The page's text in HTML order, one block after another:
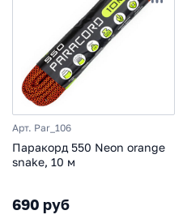
Арт. Par_106
Паракорд 550 Neon orange
snake, 10 м
690 руб